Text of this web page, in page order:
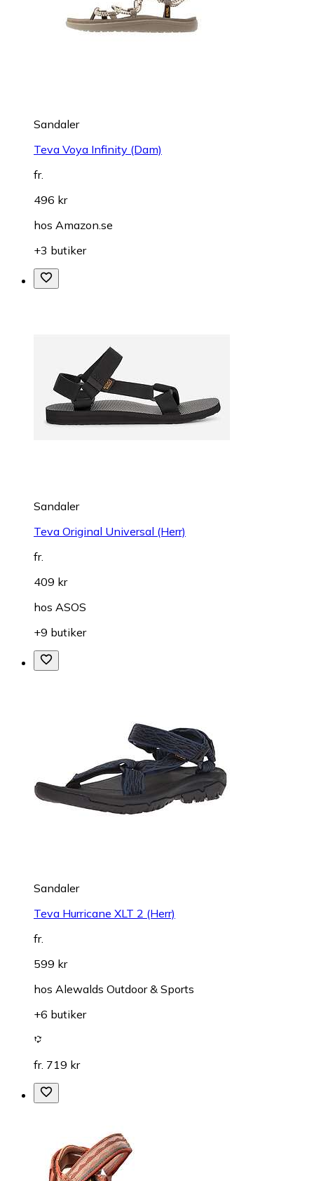
Sandaler
Teva Voya Infinity (Dam)
fr.
496 kr
hos Amazon.se
+3 butiker
Sandaler
Teva Original Universal (Herr)
fr.
409 kr
hos ASOS
+9 butiker
Sandaler
Teva Hurricane XLT 2 (Herr)
fr.
599 kr
hos Alewalds Outdoor & Sports
+6 butiker
fr. 719 kr